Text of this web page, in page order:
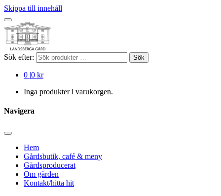
Skippa till innehåll
Sök efter: Sök
0 |0 kr
Inga produkter i varukorgen.
Navigera
Hem
Gårdsbutik, café & meny
Gårdsproducerat
Om gården
Kontakt/hitta hit